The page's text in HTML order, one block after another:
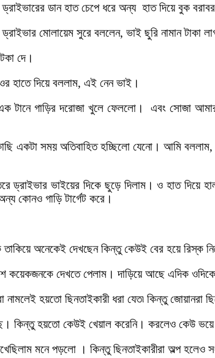
ডান হাত চেপে ধরে অন্য হাত দিয়ে বুক
মোলায়েম সুরে বললেন, ভাই ছুরি নামান টাকা
দে।
হাতে দিয়ে বললাম, এই নেন ভাই।
টানে গাড়ির দরোজা খুলে ফেললো। এবং সোজা
একটা সময় অতিবাহিত হচ্ছিলো যেনো। আমি
ভাইয়ের দিকে ছুড়ে দিলাম। ও হাত দিয়ে
কোনও গাড়ি টার্গেট করে।
অনেকেই দেখছেন কিন্তু কেউই বের হয়ে রিস্ক
দেখতে পেলাম। দাড়িয়ে আছে এদিক
হয়তো ছিনতাইকারী ধরা যেত৷ কিন্তু জোয়ানরা
কিন্তু হয়তো কেউই খেয়াল করেনি। করলেও কেউ
মনে পড়লো । কিন্তু ছিনতাইকারীরা অল্প হলেও